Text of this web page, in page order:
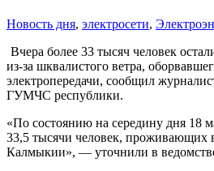
Новость дня, электросети,
Вчера более 33 тысяч человек
из-за шквалистого ветра,
электропередачи, сообщил
ГУМЧС республики.
«По состоянию на середину дня 18
33,5 тысячи человек, проживающих
Калмыкии», — уточнили в